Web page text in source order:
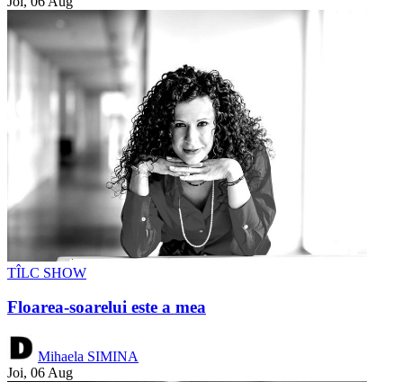
TÎLC SHOW
Floarea-soarelui este a mea
Mihaela SIMINA
Joi, 06 Aug